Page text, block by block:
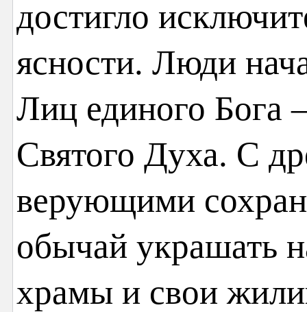
достигло
ясности. Люди
Лиц единого
Святого Духа. С
верующими
обычай украшать
храмы и свои